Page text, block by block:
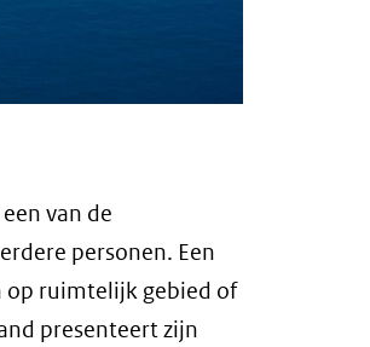
van de
personen. Een
op ruimtelijk gebied of
presenteert zijn